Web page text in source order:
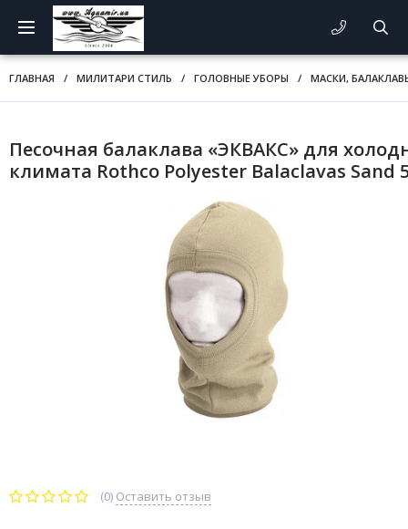
ГЛАВНАЯ / МИЛИТАРИ СТИЛЬ / ГОЛОВНЫЕ УБОРЫ / МАСКИ,
Песочная балаклава «ЭКВАКС» для
климата Rothco Polyester Balaclavas Sand
(0) Оставить отзыв